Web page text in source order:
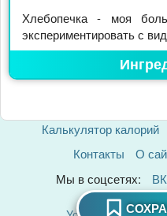
Хлебопечка - моя
экспериментировать с
Калькулятор калорий
Контакты
О
Мы в соцсетях:
ВК
Политика